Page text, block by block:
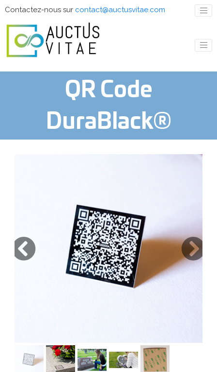
Contactez-nous sur contact@auctusvitae.com
QR Code
DuraBlack®